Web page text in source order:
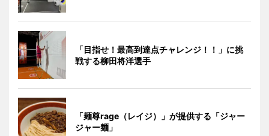
「目指せ！最高到達点チャレンジ！！」に挑
戦する柳田将洋選手
「麺尊rage（レイジ）」が提供する「ジャー
ジャー麺」